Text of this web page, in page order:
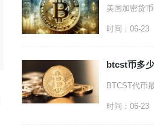
时间：06-23
btcst币多
时间：06-23